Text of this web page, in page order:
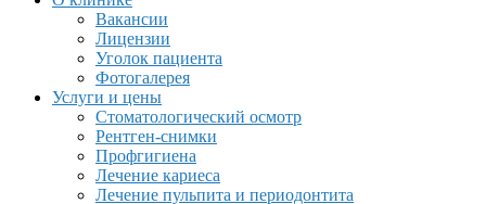
Вакансии
Лицензии
Уголок пациента
Фотогалерея
Услуги и цены
Стоматологический осмотр
Рентген-снимки
Профгигиена
Лечение кариеса
Лечение пульпита и периодонтита